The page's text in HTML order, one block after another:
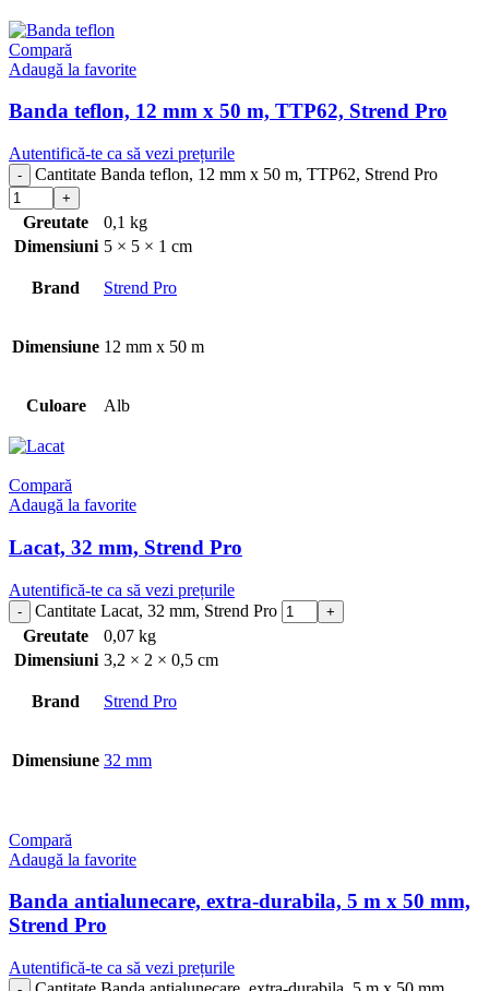
Compară
Adaugă la favorite
Banda teflon, 12 mm x 50 m, TTP62, Strend Pro
Autentifică-te ca să vezi prețurile
Cantitate Banda teflon, 12 mm x 50 m, TTP62, Strend Pro
Greutate
0,1 kg
Dimensiuni 5 × 5 × 1 cm
Brand Strend Pro
Dimensiune 12 mm x 50 m
Culoare Alb
Compară
Adaugă la favorite
Lacat, 32 mm, Strend Pro
Autentifică-te ca să vezi prețurile
Cantitate Lacat, 32 mm, Strend Pro
Greutate
0,07 kg
Dimensiuni 3,2 × 2 × 0,5 cm
Brand Strend Pro
Dimensiune 32 mm
Compară
Adaugă la favorite
Banda antialunecare, extra-durabila, 5 m x 50 mm,
Strend Pro
Autentifică-te ca să vezi prețurile